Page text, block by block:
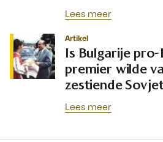
Lees meer
Artikel
Is Bulgarije pro-
premier wilde
zestiende
Lees meer